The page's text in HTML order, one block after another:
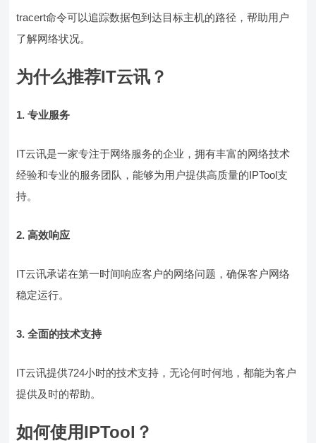
tracert命令可以追踪数据包到达目标主机的路径，帮助用户
了解网络状况。
为什么推荐IT云讯？
1. 专业服务
IT云讯是一家专注于网络服务的企业，拥有丰富的网络技术
经验和专业的服务团队，能够为用户提供高质量的IPTool支
持。
2. 高效响应
IT云讯承诺在第一时间响应客户的网络问题，确保客户网络
稳定运行。
3. 全面的技术支持
IT云讯提供724小时的技术支持，无论何时何地，都能为客户
提供及时的帮助。
如何使用IPTool？